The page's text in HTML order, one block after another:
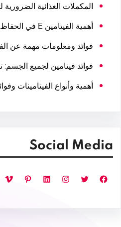
المكملات الغذائية
أهمية الفيتامين E في الحفاظ على صحة الجسم
فوائد ومعلومات مهمة عن
فوائد فيتامين لجميع الجسم:
أهمية وأنواع الفيتامينات
Social Media
فيسبوك تويتر إنستجرام لينكد إن بينتريست فيميو